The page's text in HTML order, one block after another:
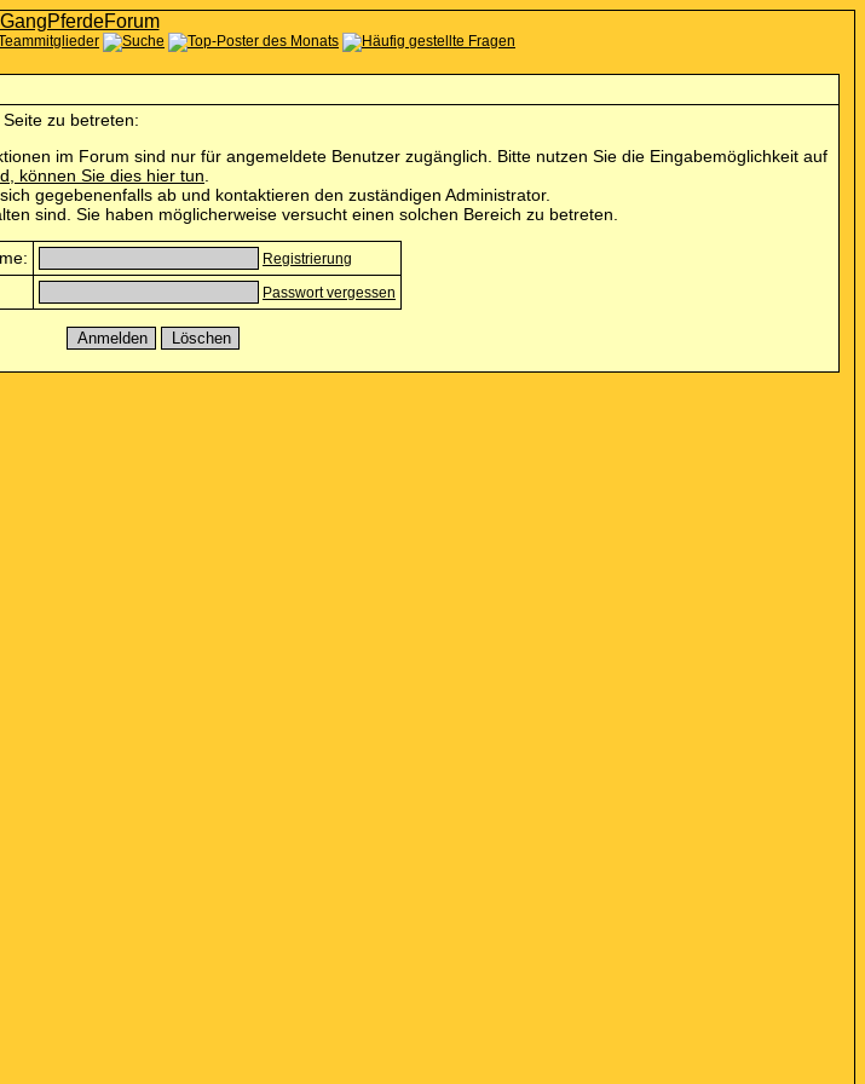
zu betreten:
im Forum sind nur für angemeldete Benutzer zugänglich. Bitte nutzen Sie die Eingabemöglichkeit auf
können Sie dies hier tun
gegebenenfalls ab und kontaktieren den zuständigen Administrator.
sind. Sie haben möglicherweise versucht einen solchen Bereich zu betreten.
Registrierung
Passwort vergessen